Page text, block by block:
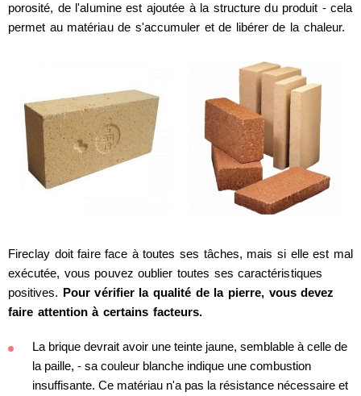
porosité, de l'alumine est ajoutée à la structure du produit - cela
permet au matériau de s'accumuler et de libérer de la chaleur.
Fireclay doit faire face à toutes ses tâches, mais si elle est mal
exécutée, vous pouvez oublier toutes ses caractéristiques
positives. Pour vérifier la qualité de la pierre, vous devez
faire attention à certains facteurs.
La brique devrait avoir une teinte jaune, semblable à celle de
la paille, - sa couleur blanche indique une combustion
insuffisante. Ce matériau n'a pas la résistance nécessaire et